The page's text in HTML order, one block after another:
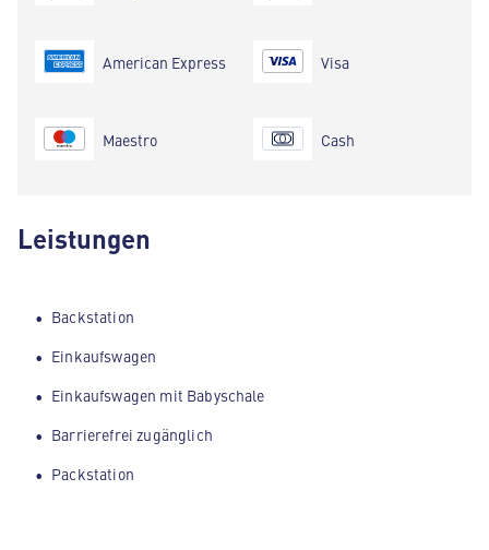
American Express
Maestro
Visa
Cash
Leistungen
Backstation
Einkaufswagen
Einkaufswagen mit Babyschale
Barrierefrei zugänglich
Packstation